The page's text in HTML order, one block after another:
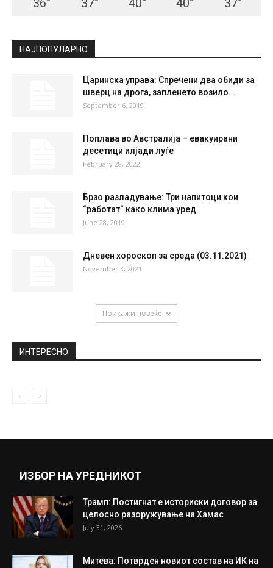
36° 37° 40° 40° 37°
НАЈПОПУЛАРНО
Царинска управа: Спречени два обиди за
шверц на дрога, запленето возило...
September 6, 2019
Поплава во Австралија – евакуирани
десетици илјади луѓе
February 28, 2022
Брзо разладување: Три напитоци кои
“работат“ како клима уред
June 28, 2019
Дневен хороскоп за среда (03.11.2021)
November 3, 2021
Прикажи повеќе
ИНТЕРЕСНО
ИЗБОР НА УРЕДНИКОТ
Трамп: Постигнат е историски договор за
целосно разоружување на Хамас
July 31, 2026
Митева: Потврден новиот состав на ИК на